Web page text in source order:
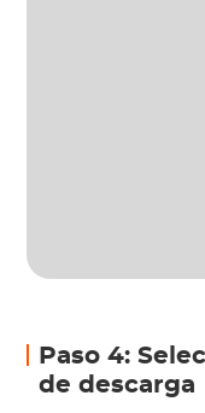
Paso 4:
de descarga